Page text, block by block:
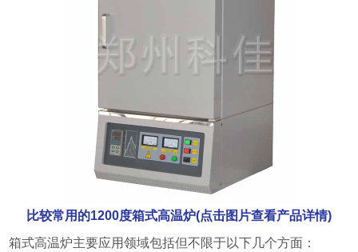
比较常用的1200度箱式高温炉(点击图片查看产品详情)
箱式高温炉主要应用领域包括但不限于以下几个方面：